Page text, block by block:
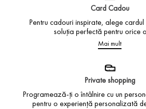
Card Cadou
Pentru cadouri inspirate, alege
soluția perfectă pentru orice
Mai mult
Private shopping
Programează-ți o întâlnire cu un
pentru o experiență personalizată